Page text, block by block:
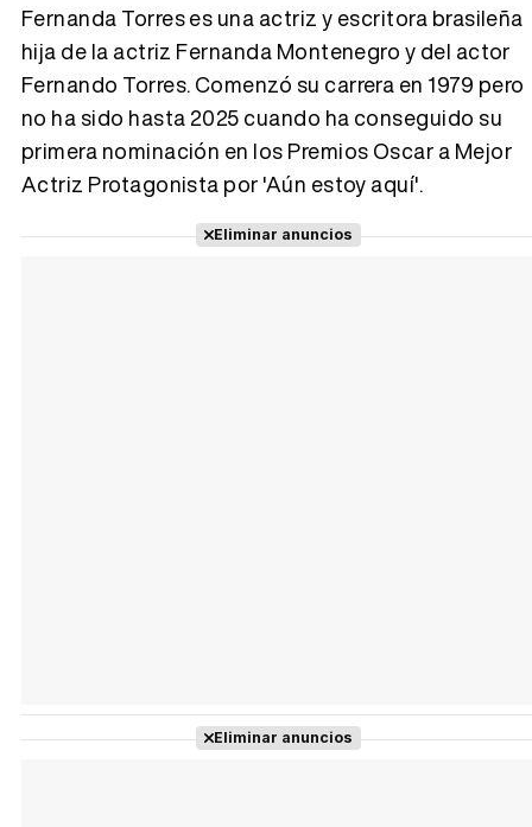
Tráiler 'Vida perra' (2026)
Fernanda Torres es una actriz y escritora brasileña
hija de la actriz Fernanda Montenegro y del actor
Fernando Torres. Comenzó su carrera en 1979 pero
no ha sido hasta 2025 cuando ha conseguido su
primera nominación en los Premios Oscar a Mejor
Actriz Protagonista por 'Aún estoy aquí'.
Eliminar anuncios
Eliminar anuncios